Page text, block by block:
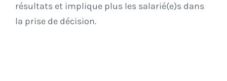
résultats et implique plus les salarié(e)s dans
la prise de décision.